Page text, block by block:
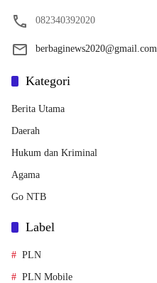
082340392020
berbaginews2020@gmail.com
Kategori
Berita Utama
Daerah
Hukum dan Kriminal
Agama
Go NTB
Label
PLN
PLN Mobile